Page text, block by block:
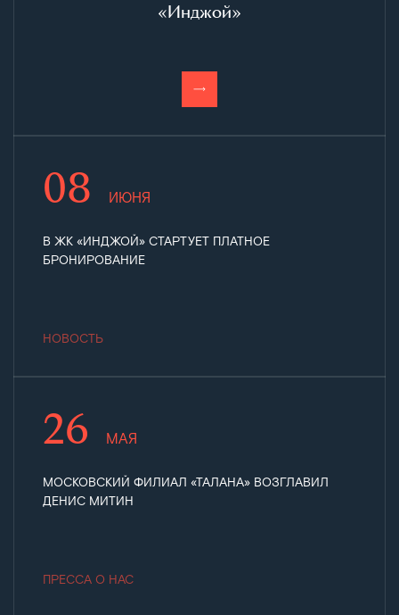
«Инджой»
08 ИЮНЯ
В ЖК «ИНДЖОЙ» СТАРТУЕТ ПЛАТНОЕ
БРОНИРОВАНИЕ
НОВОСТЬ
26 МАЯ
МОСКОВСКИЙ ФИЛИАЛ «ТАЛАНА» ВОЗГЛАВИЛ
ДЕНИС МИТИН
ПРЕССА О НАС